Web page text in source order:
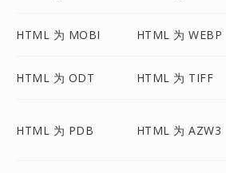
HTML 为 MOBI HTML 为 WEBP
HTML 为 ODT HTML 为 TIFF
HTML 为 PDB HTML 为 AZW3